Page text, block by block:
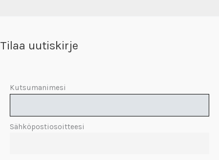
Tilaa uutiskirje
Kutsumanimesi
Sähköpostiosoitteesi